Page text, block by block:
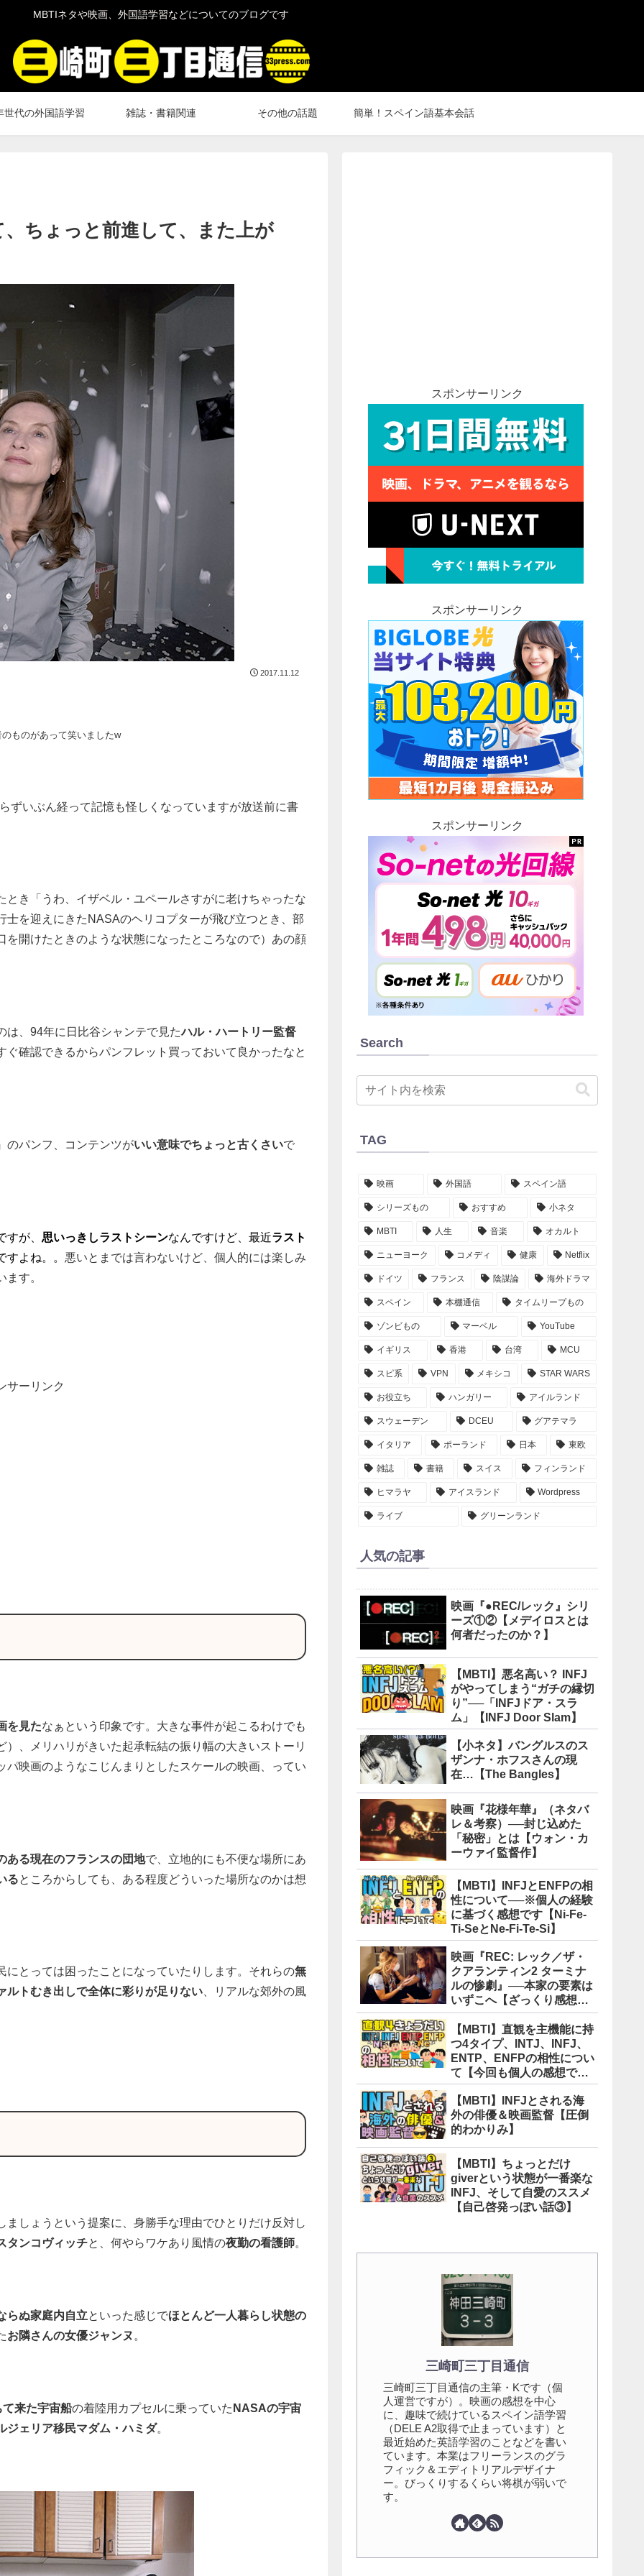
MBTIネタや映画、外国語学習などについてのブログです
世代の外国語学習 雑誌・書籍関連 その他の話題 簡単！スペイン語基本会話
ちょっと前進して、また上が
2017.11.12
ものがあって笑いましたw
ずいぶん経って記憶も怪しくなっていますが放送前に書
とき「うわ、イザベル・ユペールさすがに老けちゃったな
を迎えにきたNASAのヘリコプターが飛び立つとき、部
開けたときのような状態になったところなので）あの顔
、94年に日比谷シャンテで見たハル・ハートリー監督
ぐ確認できるからパンフレット買っておいて良かったなと
パンフ、コンテンツがいい意味でちょっと古くさいで
が、 思いっきしラストシーンなんですけど、最近ラスト
すよね。。 悪いとまでは言わないけど、個人的には楽しみ
す。
サーリンク
を見たなぁという印象です。大きな事件が起こるわけでも
、メリハリがきいた起承転結の振り幅の大きいストーリ
映画のようなこじんまりとしたスケールの映画、ってい
ある現在のフランスの団地で、立地的にも不便な場所にあ
るところからしても、ある程度どういった場所なのかは想
にとっては困ったことになっていたりします。それらの無
ルトむき出しで全体に彩りが足りない、リアルな郊外の風
しょうという提案に、身勝手な理由でひとりだけ反対し
タンコヴィッチと、何やらワケあり風情の夜勤の看護師。
らぬ家庭内自立といった感じでほとんど一人暮らし状態の
お隣さんの女優ジャンヌ 。
来た宇宙船の着陸用カプセルに乗っていた NASAの宇宙
ジェリア移民マダム・ハミダ。
スポンサーリンク
スポンサーリンク
スポンサーリンク
Search
TAG
映画 外国語 スペイン語
シリーズもの おすすめ 小ネタ
MBTI 人生 音楽 オカルト
ニューヨーク コメディ 健康 Netflix
ドイツ フランス 陰謀論 海外ドラマ
スペイン 本棚通信 タイムリープもの
ゾンビもの マーベル YouTube
イギリス 香港 台湾 MCU
スピ系 VPN メキシコ STAR WARS
お役立ち ハンガリー アイルランド
スウェーデン DCEU グアテマラ
イタリア ポーランド 日本 東欧
雑誌 書籍 スイス フィンランド
ヒマラヤ アイスランド Wordpress
ライブ グリーンランド
人気の記事
映画『●REC/レック』シリ
ーズ①②【メデイロスとは
何者だったのか？】
【MBTI】悪名高い？ INFJ
がやってしまう“ガチの縁切
り”──「INFJドア・スラ
ム」【INFJ Door Slam】
【小ネタ】バングルスのス
ザンナ・ホフスさんの現
在…【The Bangles】
映画『花様年華』（ネタバ
レ＆考察）──封じ込めた
「秘密」とは【ウォン・カ
ーウァイ監督作】
【MBTI】INFJとENFPの相
性について──※個人の経験
に基づく感想です【Ni-Fe-
Ti-SeとNe-Fi-Te-Si】
映画『REC: レック／ザ・
クアランティン2 ターミナ
ルの惨劇』──本家の要素は
いずこへ【ざっくり感想
版】
【MBTI】直観を主機能に持
つ4タイプ、INTJ、INFJ、
ENTP、ENFPの相性につい
て【今回も個人の感想で
す】
【MBTI】INFJとされる海
外の俳優＆映画監督【圧倒
的わかりみ】
【MBTI】ちょっとだけ
giverという状態が一番楽な
INFJ、そして自愛のススメ
【自己啓発っぽい話③】
三崎町三丁目通信
三崎町三丁目通信の主筆・Kです（個
人運営ですが）。映画の感想を中心
に、趣味で続けているスペイン語学習
（DELE A2取得で止まっています）と
最近始めた英語学習のことなどを書い
ています。本業はフリーランスのグラ
フィック＆エディトリアルデザイナ
ー。びっくりするくらい将棋が弱いで
す。